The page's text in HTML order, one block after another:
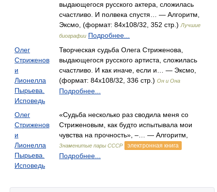
выдающегося русского актера, сложилась
счастливо. И полвека спустя… — Алгоритм,
Эксмо, (формат: 84x108/32, 352 стр.) Лучшие
биографии Подробнее...
Олег
Стриженов
и
Лионелла
Пырьева.
Исповедь
Творческая судьба Олега Стриженова,
выдающегося русского артиста, сложилась
счастливо. И как иначе, если и… — Эксмо,
(формат: 84x108/32, 336 стр.) Он и Она
Подробнее...
Олег
Стриженов
и
Лионелла
Пырьева.
Исповедь
«Судьба несколько раз сводила меня со
Стриженовым, как будто испытывала мои
чувства на прочность», –… — Алгоритм,
Знаменитые пары СССР электронная книга
Подробнее...